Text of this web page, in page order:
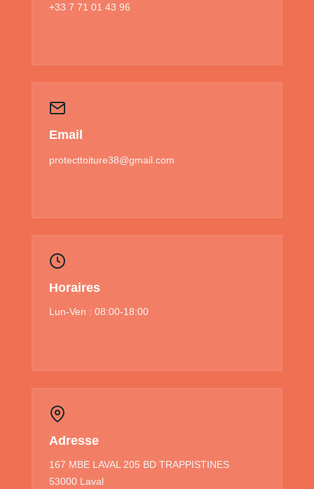
+33 7 71 01 43 96
Email
protecttoiture38@gmail.com
Horaires
Lun-Ven : 08:00-18:00
Adresse
167 MBE LAVAL 205 BD TRAPPISTINES
53000 Laval